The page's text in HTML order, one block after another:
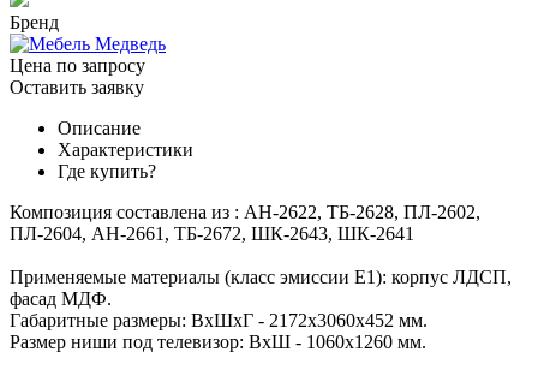
Бренд
Цена по запросу
Оставить заявку
Описание
Характеристики
Где купить?
Композиция составлена из : АН-2622, ТБ-2628, ПЛ-2602,
ПЛ-2604, АН-2661, ТБ-2672, ШК-2643, ШК-2641
Применяемые материалы (класс эмиссии Е1): корпус ЛДСП,
фасад МДФ.
Габаритные размеры: ВхШхГ - 2172х3060х452 мм.
Размер ниши под телевизор: ВхШ - 1060х1260 мм.